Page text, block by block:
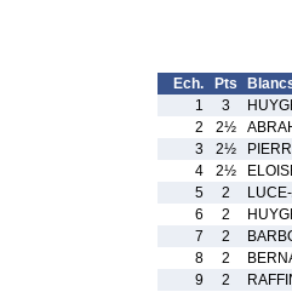
Ech. Pts
1
3
2
2½
3
2½
4
2½
5
2
6
2
7
2
8
2
9
2